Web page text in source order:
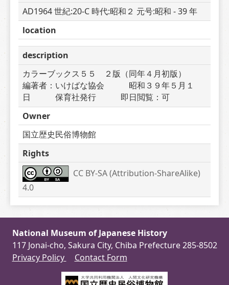
AD1964 世紀:20-C 時代:昭和２ 元号:昭和 - 39 年
location
description
カラーブックス５５　２版（同年４月初版）
編著者：いけばな協会　　　昭和３９年５月１
日　　　保育社発行　　　即日閲覧：可
Owner
国立歴史民俗博物館
Rights
CC BY-SA (Attribution-ShareAlike)
4.0
National Museum of Japanese History
117 Jonai-cho, Sakura City, Chiba Prefecture 285-8502
Privacy Policy
Contact Form